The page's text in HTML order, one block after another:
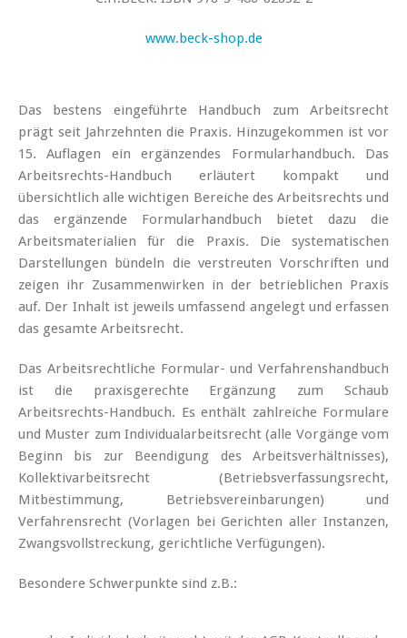
www.beck-shop.de
Das bestens eingeführte Handbuch zum Arbeitsrecht
prägt seit Jahrzehnten die Praxis. Hinzugekommen ist vor
15. Auflagen ein ergänzendes Formularhandbuch. Das
Arbeitsrechts-Handbuch erläutert kompakt und
übersichtlich alle wichtigen Bereiche des Arbeitsrechts und
das ergänzende Formularhandbuch bietet dazu die
Arbeitsmaterialien für die Praxis. Die systematischen
Darstellungen bündeln die verstreuten Vorschriften und
zeigen ihr Zusammenwirken in der betrieblichen Praxis
auf. Der Inhalt ist jeweils umfassend angelegt und erfassen
das gesamte Arbeitsrecht.
Das Arbeitsrechtliche Formular- und Verfahrenshandbuch
ist die praxisgerechte Ergänzung zum Schaub
Arbeitsrechts-Handbuch. Es enthält zahlreiche Formulare
und Muster zum Individualarbeitsrecht (alle Vorgänge vom
Beginn bis zur Beendigung des Arbeitsverhältnisses),
Kollektivarbeitsrecht (Betriebsverfassungsrecht,
Mitbestimmung, Betriebsvereinbarungen) und
Verfahrensrecht (Vorlagen bei Gerichten aller Instanzen,
Zwangsvollstreckung, gerichtliche Verfügungen).
Besondere Schwerpunkte sind z.B.: